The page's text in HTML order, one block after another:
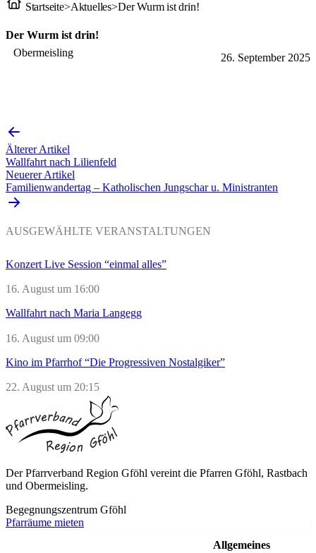
Startseite>Aktuelles>Der Wurm ist drin!
Der Wurm ist drin!
Obermeisling
26. September 2025
Älterer Artikel
Wallfahrt nach Lilienfeld
Neuerer Artikel
Familienwandertag – Katholischen Jungschar u. Ministranten
AUSGEWÄHLTE VERANSTALTUNGEN
Konzert Live Session “einmal alles”
16. August um 16:00
Wallfahrt nach Maria Langegg
16. August um 09:00
Kino im Pfarrhof “Die Progressiven Nostalgiker”
22. August um 20:15
Der Pfarrverband Region Gföhl vereint die Pfarren Gföhl, Rastbach
und Obermeisling.
Begegnungszentrum Gföhl
Pfarräume mieten
Allgemeines